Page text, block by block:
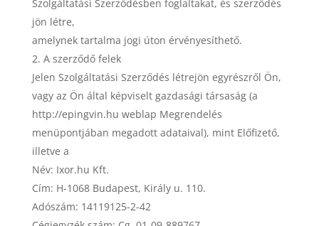
Szolgáltatási Szerződésben foglaltakat, és szerződés
jön létre,
amelynek tartalma jogi úton érvényesíthető.
A szerződő felek
Jelen Szolgáltatási Szerződés létrejön egyrészről Ön,
vagy az Ön által képviselt gazdasági társaság (a
http://epingvin.hu weblap Megrendelés
menüpontjában megadott adataival), mint Előfizető,
illetve a
Név: Ixor.hu Kft.
Cím: H-1068 Budapest, Király u. 110.
Adószám: 14119125-2-42